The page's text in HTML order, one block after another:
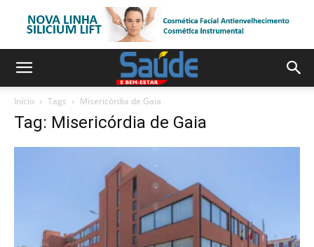
Início Tags Misericórdia de Gaia
Tag: Misericórdia de Gaia